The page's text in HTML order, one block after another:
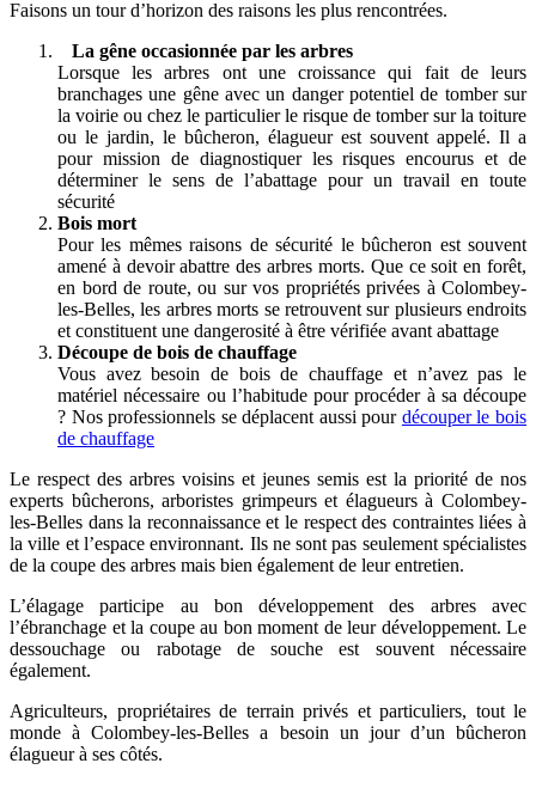
Faisons un tour d’horizon des raisons les plus rencontrées.
La gêne occasionnée par les arbres
Lorsque les arbres ont une croissance qui fait de leurs
branchages une gêne avec un danger potentiel de tomber sur
la voirie ou chez le particulier le risque de tomber sur la toiture
ou le jardin, le bûcheron, élagueur est souvent appelé. Il a
pour mission de diagnostiquer les risques encourus et de
déterminer le sens de l’abattage pour un travail en toute
sécurité
Bois mort
Pour les mêmes raisons de sécurité le bûcheron est souvent
amené à devoir abattre des arbres morts. Que ce soit en forêt,
en bord de route, ou sur vos propriétés privées à Colombey-
les-Belles, les arbres morts se retrouvent sur plusieurs endroits
et constituent une dangerosité à être vérifiée avant abattage
Découpe de bois de chauffage
Vous avez besoin de bois de chauffage et n’avez pas le
matériel nécessaire ou l’habitude pour procéder à sa découpe
? Nos professionnels se déplacent aussi pour découper le bois
de chauffage
Le respect des arbres voisins et jeunes semis est la priorité de nos
experts bûcherons, arboristes grimpeurs et élagueurs à Colombey-
les-Belles dans la reconnaissance et le respect des contraintes liées à
la ville et l’espace environnant. Ils ne sont pas seulement spécialistes
de la coupe des arbres mais bien également de leur entretien.
L’élagage participe au bon développement des arbres avec
l’ébranchage et la coupe au bon moment de leur développement. Le
dessouchage ou rabotage de souche est souvent nécessaire
également.
Agriculteurs, propriétaires de terrain privés et particuliers, tout le
monde à Colombey-les-Belles a besoin un jour d’un bûcheron
élagueur à ses côtés.